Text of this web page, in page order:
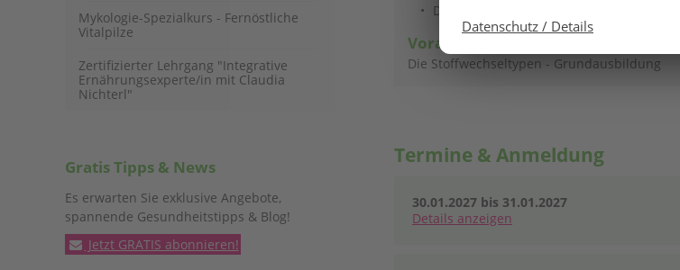
Datenschutz / Details
Die Darmsanierung
Voraussetzungen
Die Stoffwechseltypen - Grundausbildung
Termine & Anmeldung
30.01.2027 bis 31.01.2027
Details anzeigen
Mykologie-Spezialkurs - Fernöstliche
Vitalpilze
Zertifizierter Lehrgang "Integrative
Ernährungsexperte/in mit Claudia
Nichterl"
Gratis Tipps & News
Es erwarten Sie exklusive Angebote,
spannende Gesundheitstipps & Blog!
Jetzt GRATIS abonnieren!